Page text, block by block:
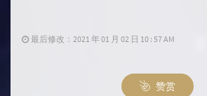
最后修改：2021 年 01 月 02 日 10 : 57 AM
赞赏